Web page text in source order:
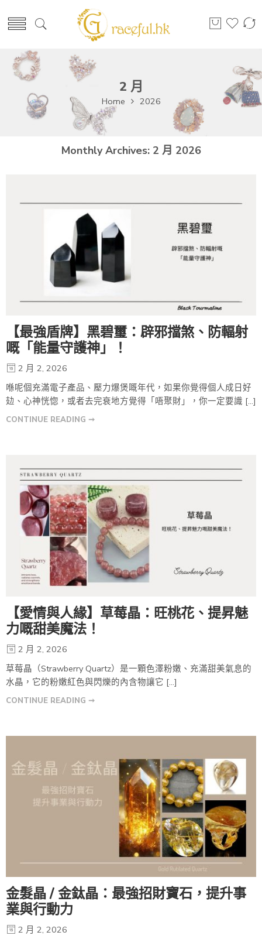
2 月
Home 2026
Monthly Archives: 2 月 2026
【最強盾牌】黑碧璽：辟邪擋煞、防輻射
嘅「能量守護神」！
2 月 2, 2026
喺呢個充滿電子產品、壓力爆煲嘅年代，如果你覺得個人成日好
攰、心神恍惚，或者去完衰地方覺得「唔聚財」，你一定要識 […]
CONTINUE READING ➞
【愛情與人緣】草莓晶：旺桃花、提昇魅
力嘅甜美魔法！
2 月 2, 2026
草莓晶（Strawberry Quartz）是一顆色澤粉嫩、充滿甜美氣息的
水晶，它的粉嫩紅色與閃爍的內含物讓它 […]
CONTINUE READING ➞
金髮晶 / 金鈦晶：最強招財寶石，提升事
業與行動力
2 月 2, 2026